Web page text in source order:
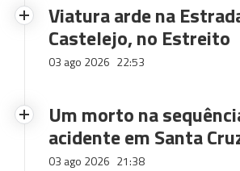
Viatura arde na
Castelejo, no Estreito
03 ago 2026 22:53
Um morto na
acidente em Santa
03 ago 2026 21:38